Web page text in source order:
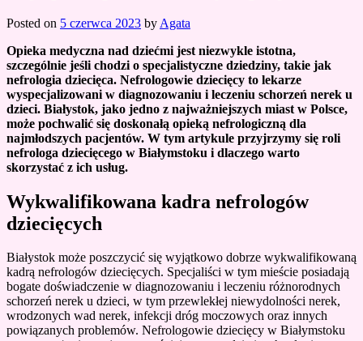
Posted on 5 czerwca 2023 by Agata
Opieka medyczna nad dziećmi jest niezwykle istotna,
szczególnie jeśli chodzi o specjalistyczne dziedziny, takie jak
nefrologia dziecięca. Nefrologowie dziecięcy to lekarze
wyspecjalizowani w diagnozowaniu i leczeniu schorzeń nerek u
dzieci. Białystok, jako jedno z najważniejszych miast w Polsce,
może pochwalić się doskonałą opieką nefrologiczną dla
najmłodszych pacjentów. W tym artykule przyjrzymy się roli
nefrologa dziecięcego w Białymstoku i dlaczego warto
skorzystać z ich usług.
Wykwalifikowana kadra nefrologów
dziecięcych
Białystok może poszczycić się wyjątkowo dobrze wykwalifikowaną
kadrą nefrologów dziecięcych. Specjaliści w tym mieście posiadają
bogate doświadczenie w diagnozowaniu i leczeniu różnorodnych
schorzeń nerek u dzieci, w tym przewlekłej niewydolności nerek,
wrodzonych wad nerek, infekcji dróg moczowych oraz innych
powiązanych problemów. Nefrologowie dziecięcy w Białymstoku